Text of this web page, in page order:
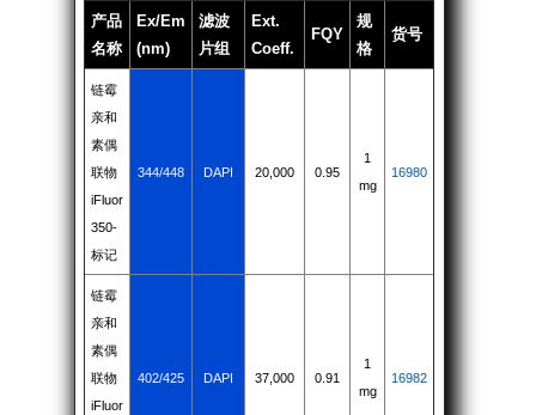
产品
名称
Ex/Em
(nm)
滤波
片组
Ext.
Coeff.
FQY
规
格
货号
链霉
亲和
素偶
联物
iFluor
350-
标记
344/448 DAPI 20,000 0.95
1
mg
16980
链霉
亲和
素偶
联物
iFluor
402/425 DAPI 37,000 0.91
1
mg
16982